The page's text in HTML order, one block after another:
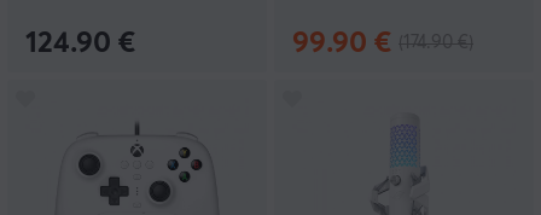
124.90 € 99.90 €